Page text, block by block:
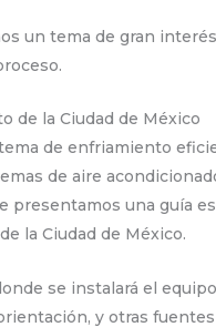
un tema de gran
de la Ciudad de México
de enfriamiento
de aire
presentamos una guía
la Ciudad de México.
se instalará el
y otras